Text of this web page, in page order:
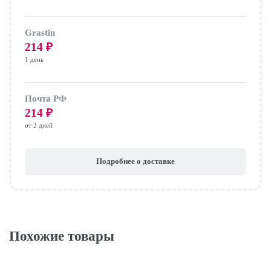
Grastin
214 ₽
1 день
Почта РФ
214 ₽
от 2 дней
Подробнее о доставке
Похожие товары